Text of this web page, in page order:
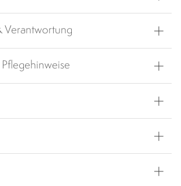
Verantwortung